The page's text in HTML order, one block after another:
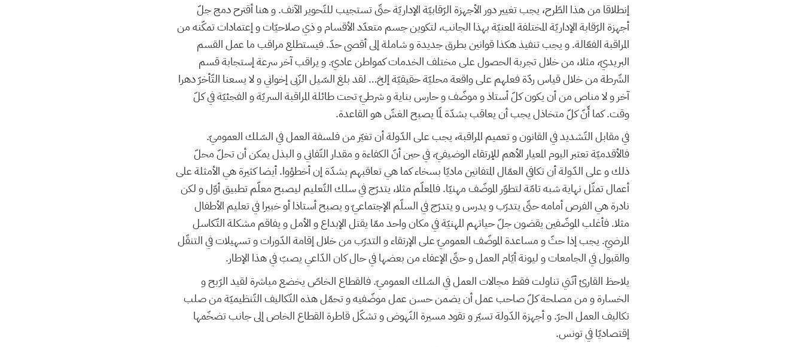
إنطلاقا من هذا الطّرح، يجب تغيير دور الأجهزة الرّقابيّة الإداريّة حتّى تستجيب للتّحوير الآنف. و هنا أقترح دمج جلّ
أجهزة الرّقابة الإداريّة المختلفة المعنيّة بهذا الجانب، لتكوين جسم متعدّد الأقسام و ذي صلاحيّات و إعتمادات تمكّنه من
المراقبة الفعّالة. و يجب تنفيذ هكذا قوانين بطرق جديدة و شاملة إلى أقصى حدّ. فيستطلع مراقب ما عمل القسم
البريديّ، مثلا، من خلال تجربة الحصول على مختلف الخدمات كمواطن عاديّ. و يراقب آخر سرعة إستجابة قسم
الشّرطة من خلال قياس ردّة فعلهم على واقعة محليّة حقيقيّة إلخ… لقد بلغ السّيل الزّبى إخواني و لا يسعنا التّأخرّ دهرا
آخر و لا مناص من أن يكون كلّ أستاذ و موضّف و حارس بناية و شرطيّ تحت طائلة المراقبة السريّة و الفجئيّة في كلّ
وقت. كما أّنّ كلّ متخاذل يجب أن يعاقب بشدّة لمّا يصبح الغشّ هو القاعدة.
في مقابل التّشديد في القانون و تعميم المراقبة، يجب على الدّولة أن تغيّر من فلسفة العمل في السّلك العموميّ.
فالأقدميّة تعتبر اليوم المعيار الأهم للإرتقاء الوضيفيّ، في حين أنّ الكفاءة و مقدار التّفاني و البذل يمكن أن تحلّ محلّ
ذلك و على الدّولة أن تكافي العمّال المتفانين ماديّا بسخاء كما هي تعاقبهم بشدّة إن أخطؤوا. أيضا كثيرة هي الأمثلة على
أعمال تمثّل نهاية شبه تامّة لتطوّر الموضّف مهنيّا. فالمعلّم مثلا، يتدرّج في سلك التّعليم ليصبح معلّم تطبيق أوّل و لكن
نادرة هي الفرص أمامه حتّى يتدرّب و يدرس و يتدرّج في السلّم الإجتماعيّ و يصبح أستاذا أو خبيرا في تعليم الأطفال
مثلا. فأغلب الموضّفين يقضون جلّ حياتهم المهنيّة في مكان واحد ممّا يقتل الإبداع و الأمل و يفاقم مشكلة التّكاسل
المرضيّ. يجب إذا حثّ و مساعدة الموضّف العموميّ على الإرتقاء و التدرّب من خلال إقامة الدّورات و تسهيلات في التنقّل
والقبول في الجامعات و ليونة أيّام العمل و حتّى الإعفاء من بعضها في حال كان الدّاعي يصبّ في هذا الإطار.
يلاحظ القارئ أنّني تناولت فقط مجالات العمل في السّلك العموميّ. فالقطاع الخاصّ يخضع مباشرة لقيد الرّبح و
الخسارة و من مصلحة كلّ صاحب عمل أن يضمن حسن عمل موضّفيه و تحمّل هذه التّكاليف التّنظيميّة من صلب
تكاليف العمل الحرّ. و أجهزة الدّولة تسيّر و تقود مسيرة النّهوض و تشكّل قاطرة القطاع الخاص إلى جانب تضخّمها
إقتصاديّا في تونس.